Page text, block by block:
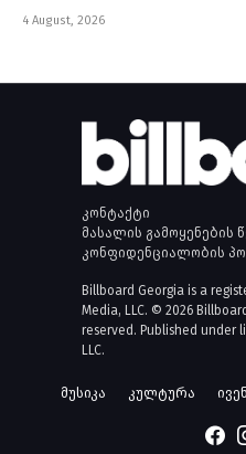
4 August, 2026
კონტაქტი
მასალის გამოყენების
კონფიდენციალობის
Billboard Georgia is a
Media, LLC. © 2026
reserved. Published under
LLC.
მუსიკა კულტურა